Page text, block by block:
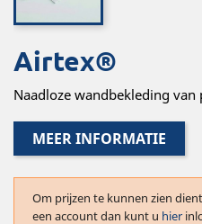
Airtex®
Naadloze wandbekleding van
MEER INFORMATIE
Om prijzen te kunnen zien
een account dan kunt u hier